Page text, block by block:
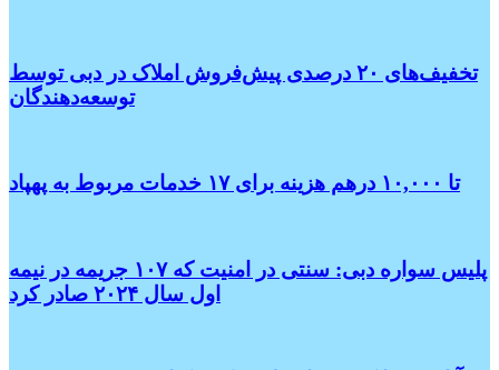
تخفیف‌های ۲۰ درصدی پیش‌فروش املاک در دبی توسط
توسعه‌دهندگان
تا ۱۰,۰۰۰ درهم هزینه برای ۱۷ خدمات مربوط به پهپاد
پلیس سواره دبی: سنتی در امنیت که ۱۰۷ جریمه در نیمه
اول سال ۲۰۲۴ صادر کرد